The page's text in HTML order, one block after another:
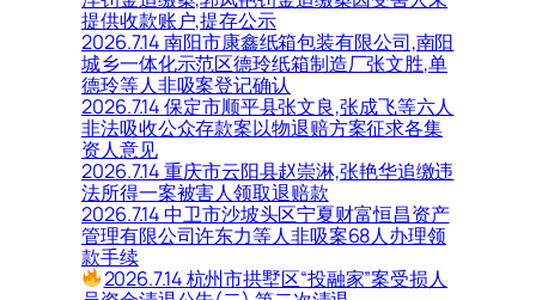
提供收款账户,提存公示
2026.7.14 南阳市康鑫纸箱包装有限公司,南阳
城乡一体化示范区德玲纸箱制造厂张文胜,单
德玲等人非吸案登记确认
2026.7.14 保定市顺平县张文良,张成飞等六人
非法吸收公众存款案以物退赔方案征求各集
资人意见
2026.7.14 重庆市云阳县赵崇淋,张艳华追缴违
法所得一案被害人领取退赔款
2026.7.14 中卫市沙坡头区宁夏财富恒昌资产
管理有限公司许东力等人非吸案68人办理领
款手续
2026.7.14 杭州市拱墅区“投融家”案受损人